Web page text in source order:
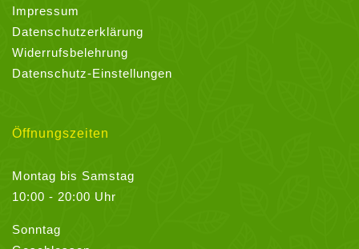
Impressum
Datenschutzerklärung
Widerrufsbelehrung
Datenschutz-Einstellungen
Öffnungszeiten
Montag bis Samstag
10:00 - 20:00 Uhr
Sonntag